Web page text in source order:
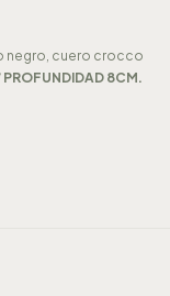
negro, cuero crocco
8CM.